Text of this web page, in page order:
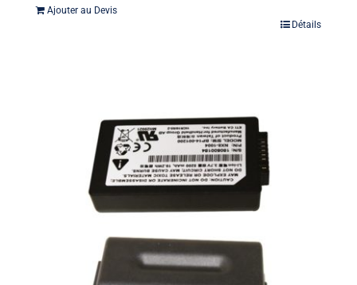
Ajouter au Devis
Détails